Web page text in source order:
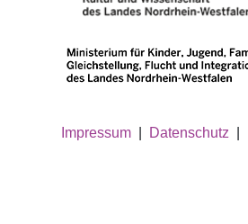
Impressum Datenschutz